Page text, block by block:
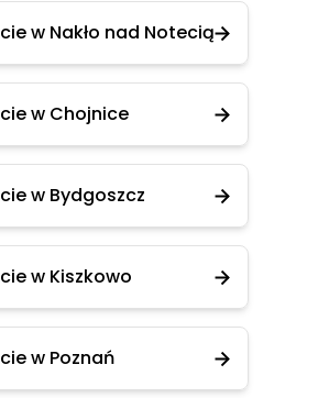
w Nakło nad Notecią
w Chojnice
w Bydgoszcz
w Kiszkowo
w Poznań